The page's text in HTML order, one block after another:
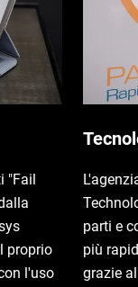
"Fail
proprio
l'uso
parti e
più
grazie